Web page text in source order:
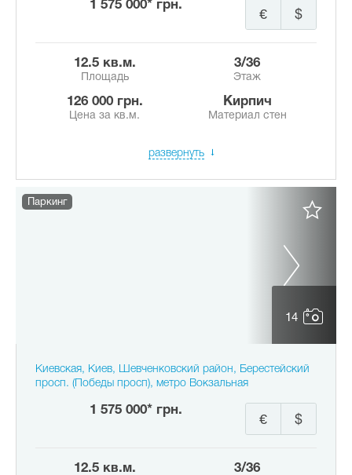
1 575 000* грн.
$
€
12.5 кв.м.
Площадь
3/36
Этаж
126 000 грн.
Цена за кв.м.
Кирпич
Материал стен
развернуть
14
Паркинг
Киевская, Киев, Шевченковский район, Берестейский
просп. (Победы просп), метро Вокзальная
1 575 000* грн.
$
€
12.5 кв.м. 3/36